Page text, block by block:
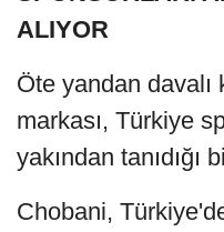
ALIYOR
Öte yandan
markası, Türkiye
yakından tanıdığı
Chobani,